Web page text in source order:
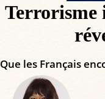
Terrorisme
Que les Français